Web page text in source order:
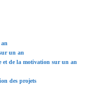
un an
et de la motivation sur un an
des projets